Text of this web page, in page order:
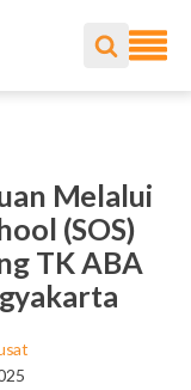
Melalui
(SOS)
TK ABA